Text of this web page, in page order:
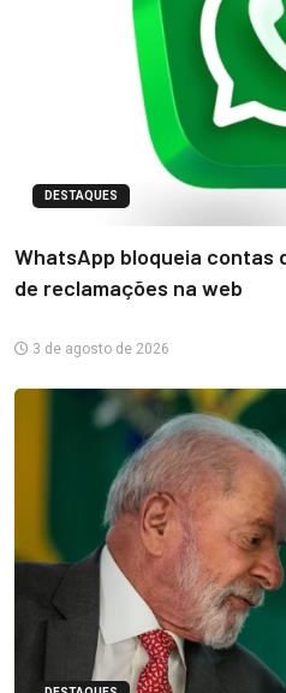
DESTAQUES
WhatsApp bloqueia contas
de reclamações na web
3 de agosto de 2026